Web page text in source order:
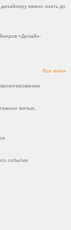
важно знать до
«Дизайн-
Все книги
жилых,
события